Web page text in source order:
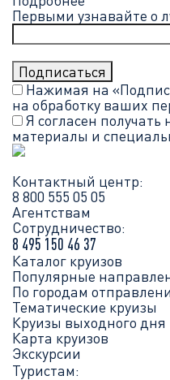
Первыми узнавайте о
Нажимая на
на обработку ваших
Я согласен
материалы и
Контактный центр:
8 800 555 05 05
Агентствам
Сотрудничество:
8 495 150 46 37
Каталог круизов
Популярные
По городам
Тематические круизы
Круизы выходного дня
Карта круизов
Экскурсии
Туристам: